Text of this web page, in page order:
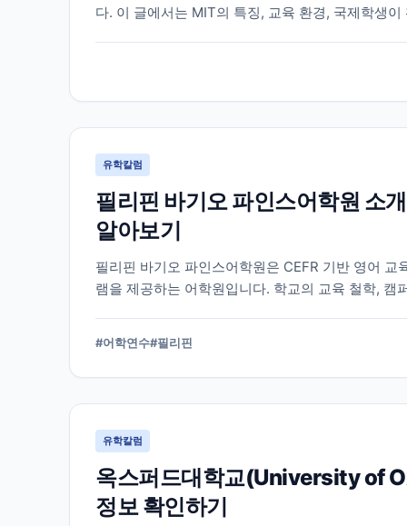
다. 이 글에서는 MIT의 특징, 교육 환경, 국제학생
유학칼럼
필리핀 바기오 파인스어학원 소
알아보기
필리핀 바기오 파인스어학원은 CEFR 기반 영어
램을 제공하는 어학원입니다. 학교의 교육 철학,
#어학연수#필리핀
유학칼럼
옥스퍼드대학교(University of
정보 확인하기